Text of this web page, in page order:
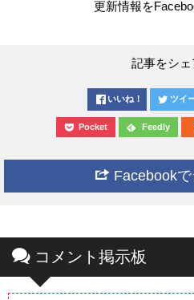
更新情報を
記事をシェ
いいね！ ツイ
Pocket Feedly
Facebook
コメント掲示板